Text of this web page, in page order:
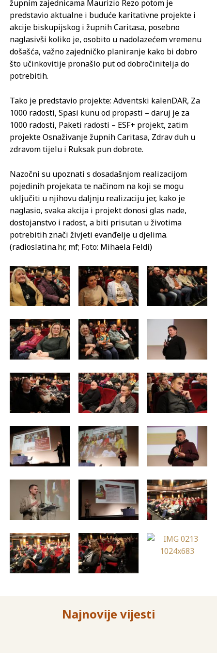
župnim zajednicama Maurizio Rezo potom je
predstavio aktualne i buduće karitativne projekte i
akcije biskupijskog i župnih Caritasa, posebno
naglasivši koliko je, osobito u nadolazećem vremenu
došašća, važno zajedničko planiranje kako bi dobro
što učinkovitije pronašlo put od dobročinitelja do
potrebitih.
Tako je predstavio projekte: Adventski kalenDAR, Za
1000 radosti, Spasi kunu od propasti – daruj je za
1000 radosti, Paketi radosti – ESF+ projekt, zatim
projekte Osnaživanje župnih Caritasa, Zdrav duh u
zdravom tijelu i Ruksak pun dobrote.
Nazočni su upoznati s dosadašnjom realizacijom
pojedinih projekata te načinom na koji se mogu
uključiti u njihovu daljnju realizaciju jer, kako je
naglasio, svaka akcija i projekt donosi glas nade,
dostojanstvo i radost, a biti prisutan u životima
potrebitih znači živjeti evanđelje u djelima.
(radioslatina.hr, mf; Foto: Mihaela Feldi)
Najnovije vijesti